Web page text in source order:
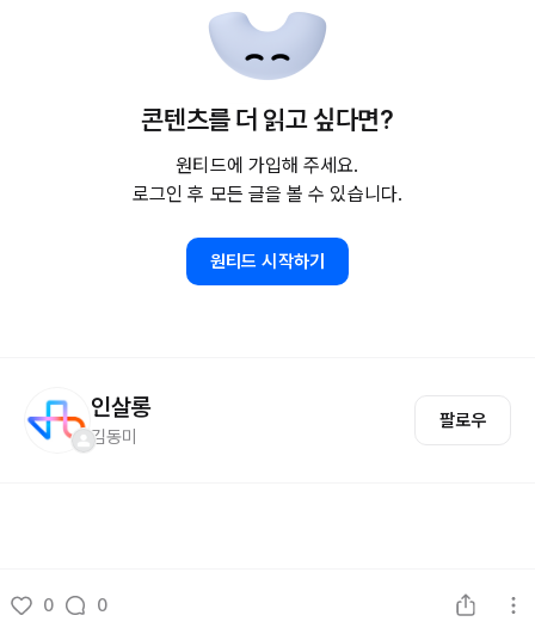
콘텐츠를 더 읽고 싶다면?
원티드에 가입해 주세요.
로그인 후 모든 글을 볼 수 있습니다.
원티드 시작하기
인살롱
김동미
팔로우
0 0